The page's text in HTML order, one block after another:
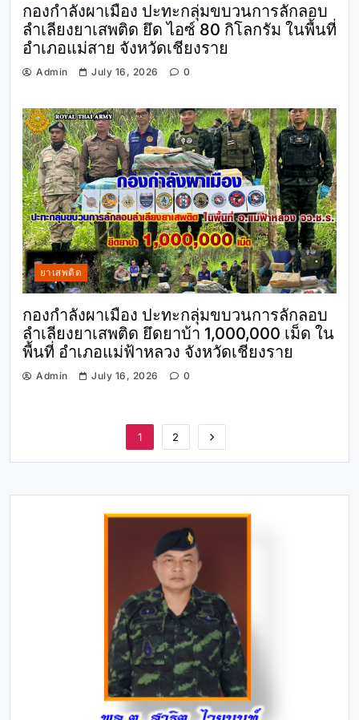
กองกำลังผาเมือง ปะทะกลุ่มขบวนการลักลอบ
ลำเลียงยาเสพติด ยึด ไอซ์ 80 กิโลกรัม ในพื้นที่
อำเภอแม่สาย จังหวัดเชียงราย
Admin July 16, 2026 0
ยาเสพติด
กองกำลังผาเมือง ปะทะกลุ่มขบวนการลักลอบ
ลำเลียงยาเสพติด ยึดยาบ้า 1,000,000 เม็ด ใน
พื้นที่ อำเภอแม่ฟ้าหลวง จังหวัดเชียงราย
Admin July 16, 2026 0
1 2